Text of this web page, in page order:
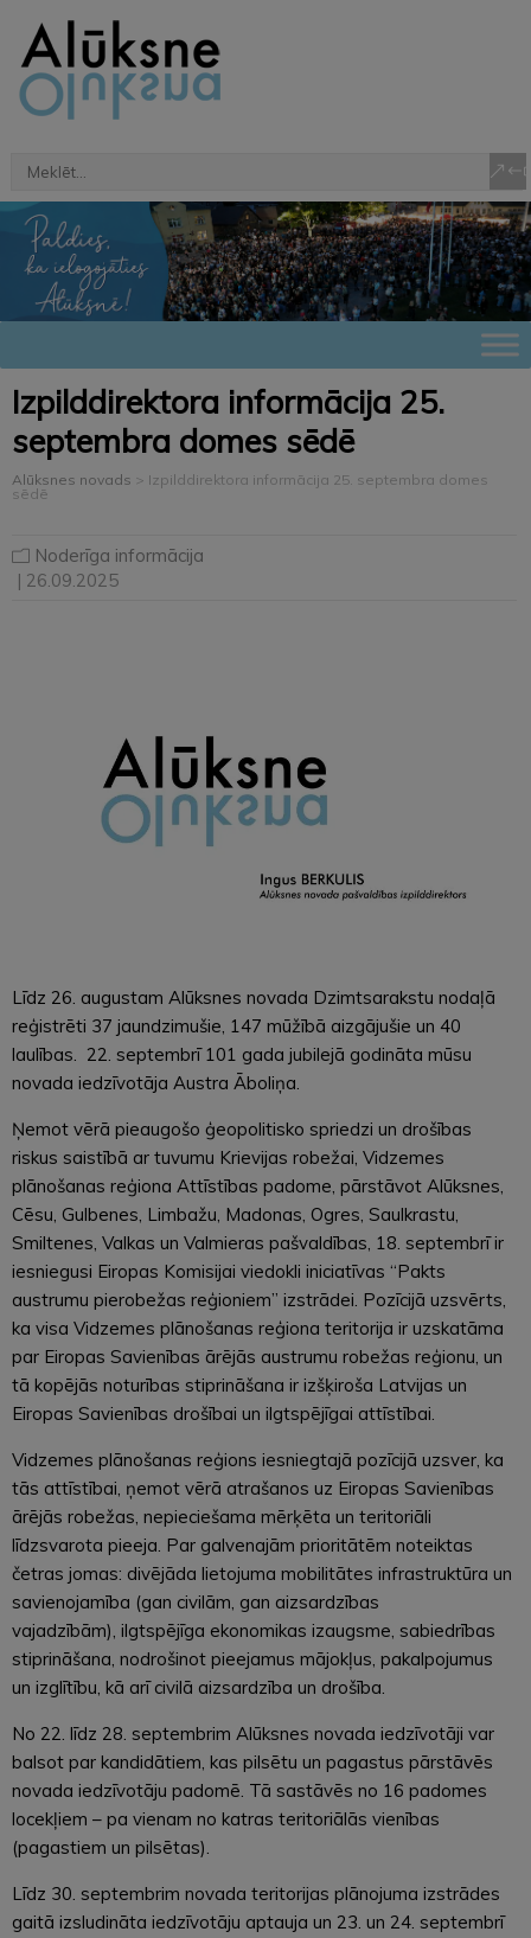
Izpilddirektora informācija 25.
septembra domes sēdē
Alūksnes novads > Izpilddirektora informācija 25. septembra domes
sēdē
Noderīga informācija
| 26.09.2025
Līdz 26. augustam Alūksnes novada Dzimtsarakstu nodaļā
reģistrēti 37 jaundzimušie, 147 mūžībā aizgājušie un 40
laulības. 22. septembrī 101 gada jubilejā godināta mūsu
novada iedzīvotāja Austra Āboliņa.
Ņemot vērā pieaugošo ģeopolitisko spriedzi un drošības
riskus saistībā ar tuvumu Krievijas robežai, Vidzemes
plānošanas reģiona Attīstības padome, pārstāvot Alūksnes,
Cēsu, Gulbenes, Limbažu, Madonas, Ogres, Saulkrastu,
Smiltenes, Valkas un Valmieras pašvaldības, 18. septembrī ir
iesniegusi Eiropas Komisijai viedokli iniciatīvas “Pakts
austrumu pierobežas reģioniem” izstrādei. Pozīcijā uzsvērts,
ka visa Vidzemes plānošanas reģiona teritorija ir uzskatāma
par Eiropas Savienības ārējās austrumu robežas reģionu, un
tā kopējās noturības stiprināšana ir izšķiroša Latvijas un
Eiropas Savienības drošībai un ilgtspējīgai attīstībai.
Vidzemes plānošanas reģions iesniegtajā pozīcijā uzsver, ka
tās attīstībai, ņemot vērā atrašanos uz Eiropas Savienības
ārējās robežas, nepieciešama mērķēta un teritoriāli
līdzsvarota pieeja. Par galvenajām prioritātēm noteiktas
četras jomas: divējāda lietojuma mobilitātes infrastruktūra un
savienojamība (gan civilām, gan aizsardzības
vajadzībām), ilgtspējīga ekonomikas izaugsme, sabiedrības
stiprināšana, nodrošinot pieejamus mājokļus, pakalpojumus
un izglītību, kā arī civilā aizsardzība un drošība.
No 22. līdz 28. septembrim Alūksnes novada iedzīvotāji var
balsot par kandidātiem, kas pilsētu un pagastus pārstāvēs
novada iedzīvotāju padomē. Tā sastāvēs no 16 padomes
locekļiem – pa vienam no katras teritoriālās vienības
(pagastiem un pilsētas).
Līdz 30. septembrim novada teritorijas plānojuma izstrādes
gaitā izsludināta iedzīvotāju aptauja un 23. un 24. septembrī